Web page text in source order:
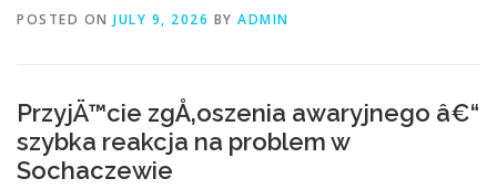
POSTED ON JULY 9, 2026 BY ADMIN
PrzyjÄ™cie zgÅ‚oszenia awaryjnego â€“
szybka reakcja na problem w
Sochaczewie